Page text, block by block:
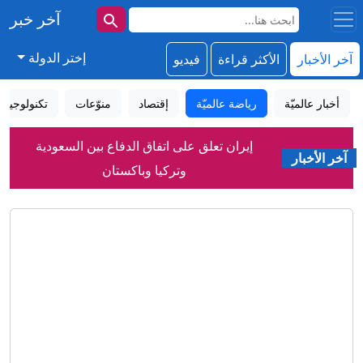
آخر خبر
آخر الأخبار الأكثر قراءة فيديو إختر الدولة
أخبار عالميّة رياضة عالميّة إقتصاد منوّعات تكنولوجيا
آخر الأخبار
إيران تعلق على اتفاق الدفاع بين السعودية
وتركيا وباكستان
السعودية توضح أهداف اتفاقية الدفاع
المشترك مع تركيا وباكستان